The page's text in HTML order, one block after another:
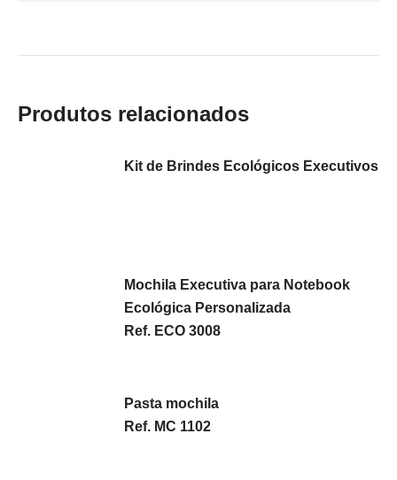
Produtos relacionados
Kit de Brindes Ecológicos Executivos
Mochila Executiva para Notebook
Ecológica Personalizada
Ref. ECO 3008
Pasta mochila
Ref. MC 1102